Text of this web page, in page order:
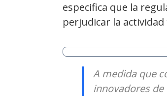
especifica que la
perjudicar la
A medida que
innovadores